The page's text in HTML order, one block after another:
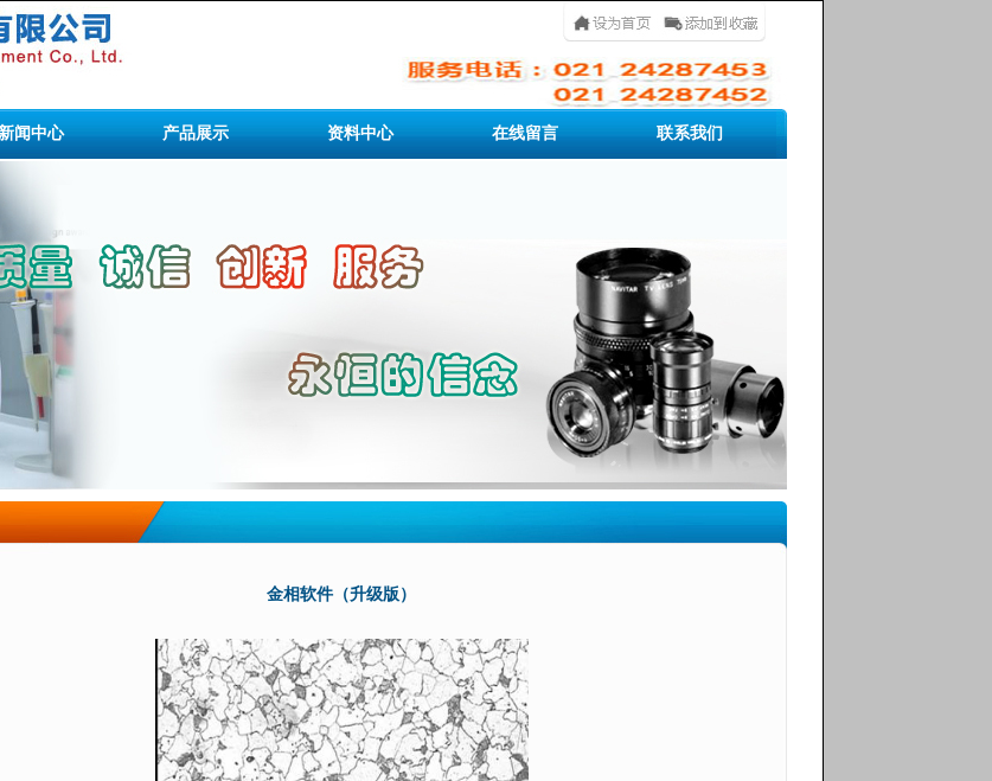
闻中心 产品展示 资料中心 在线留言 联系我们
金相软件（升级版）